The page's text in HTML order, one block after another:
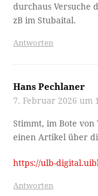
durchaus Versuche
zB im Stubaital.
Antworten
Hans Pechlaner
7. Februar 2026 um
Stimmt, im Bote von
einen Artikel über
https://ulb-
Antworten